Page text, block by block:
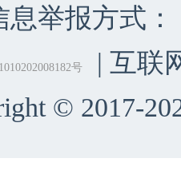
息举报方式：
号
| 互联
© 2017-